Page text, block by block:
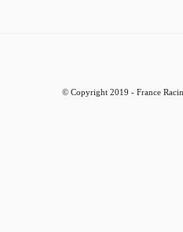
© Copyright 2019 - France